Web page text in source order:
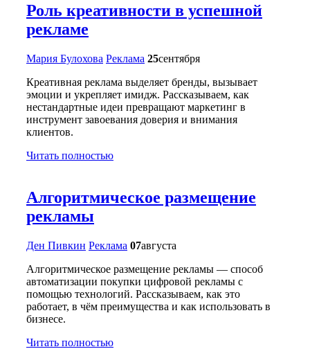
Роль креативности в успешной
рекламе
Мария Булохова Реклама 25сентября
Креативная реклама выделяет бренды, вызывает
эмоции и укрепляет имидж. Рассказываем, как
нестандартные идеи превращают маркетинг в
инструмент завоевания доверия и внимания
клиентов.
Читать полностью
Алгоритмическое размещение
рекламы
Ден Пивкин Реклама 07августа
Алгоритмическое размещение рекламы — способ
автоматизации покупки цифровой рекламы с
помощью технологий. Рассказываем, как это
работает, в чём преимущества и как использовать в
бизнесе.
Читать полностью